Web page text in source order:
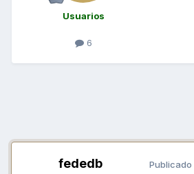
Usuarios
6
fededb Publicado